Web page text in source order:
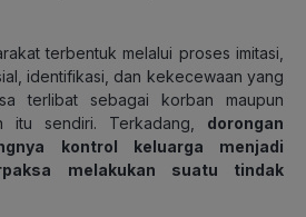
terbentuk melalui proses imitasi,
identifikasi, dan kekecewaan yang
terlibat sebagai korban maupun
itu sendiri. Terkadang, dorongan
kontrol keluarga menjadi
melakukan suatu tindak